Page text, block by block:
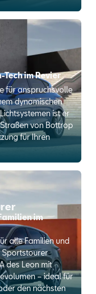
im Revier
für anspruchsvolle
dynamischen
ist er
von Bottrop
für Ihren
im
alle Familien und
Sportstourer
des Leon mit
– ideal für
den nächsten